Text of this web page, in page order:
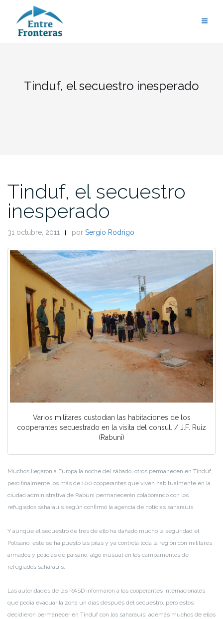
contenido
Tinduf, el secuestro inesperado
Tinduf, el secuestro
inesperado
31 octubre, 2011 por Sergio Rodrigo
Varios militares custodian las habitaciones de los
cooperantes secuestrado en la visita del consul. / J.F. Ruiz
(Rabuni)
Muchos llegaron a Europa la noche del sábado, otros permanecen en Tinduf,
pero finalmente los más de 100 cooperantes que viven habitualmente en la
ciudad administrativa de Rabuni permanecerán colaborando con los
refugiados saharauis según confirmó la agencia de noticias saharauis.
Y aunque el secuestro de tres de ello ha dañado mucho la seguridad el
Polisario, este se ha puesto las pilas y ya controla toda la región con militares
armados y policías de paisano, algo inusual en los campamentos de
refugiados saharauis.
Las autoridades de las RASD informaron a los cooperantes internacionales
que podía evacuar la zona un días después del secuestro, pero estos
decidieron permanecer en Tinduf con los saharauis, además muchos de ellos